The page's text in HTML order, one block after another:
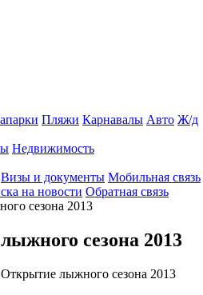
Пляжи Карнавалы Авто Ж/д
Недвижимость
Визы и документы Мобильная связь
на новости Обратная связь
сезона 2013
Открытие лыжного сезона 2013